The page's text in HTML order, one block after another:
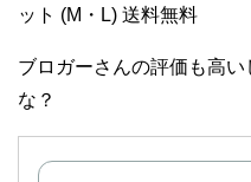
ット (M・L) 送料無料
ブロガーさんの評価も高
な？